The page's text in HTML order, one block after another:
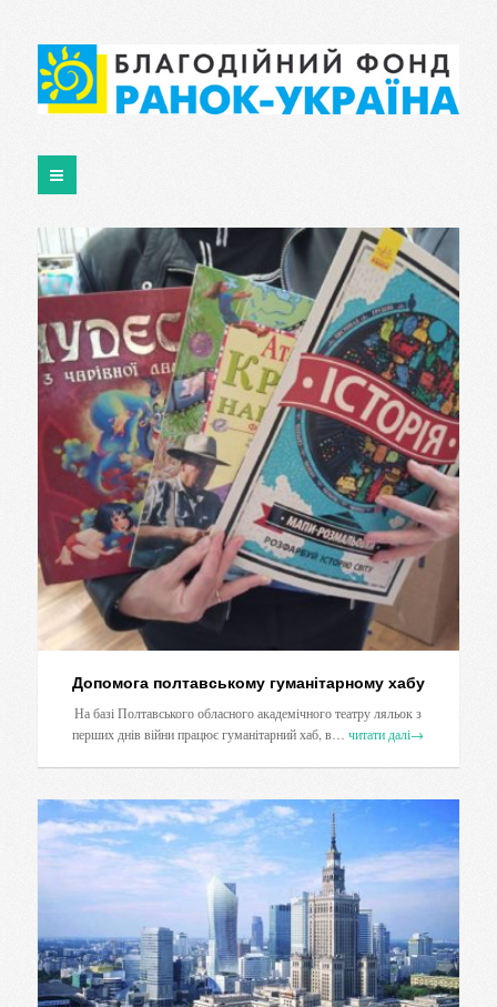
Допомога полтавському гуманітарному хабу
На базі Полтавського обласного академічного театру ляльок з
перших днів війни працює гуманітарний хаб, в…
читати далі→